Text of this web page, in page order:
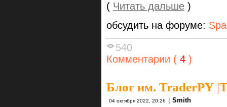
( Читать дальше )
обсудить на форуме:
540
Комментарии ( 4 )
Блог им. TraderPY |
04 октября 2022, 20:26 Smith